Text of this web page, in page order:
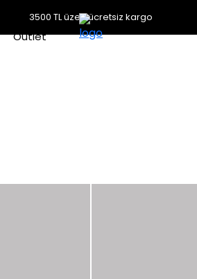
3500 TL üzeri ücretsiz kargo
Outlet